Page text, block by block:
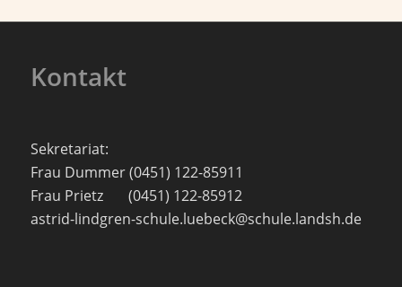
Kontakt
Sekretariat:
Frau Dummer (0451) 122-85911
Frau Prietz (0451) 122-85912
astrid-lindgren-schule.luebeck@schule.landsh.de